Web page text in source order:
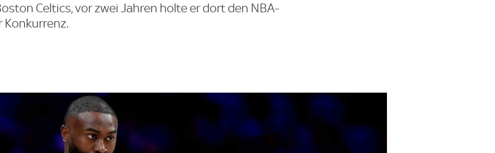
Celtics, vor zwei Jahren holte er dort den NBA-
Konkurrenz.